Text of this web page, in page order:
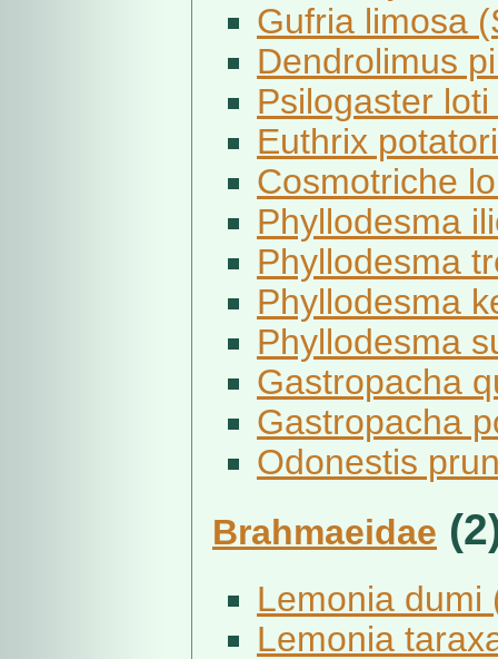
Gufria limosa
Dendrolimus
Psilogaster
Euthrix
Cosmotriche
Phyllodesma
Phyllodesma
Phyllodesma
Phyllodesma
Gastropacha
Gastropacha
Odonestis
Brahmaeidae
Lemonia dumi
Lemonia